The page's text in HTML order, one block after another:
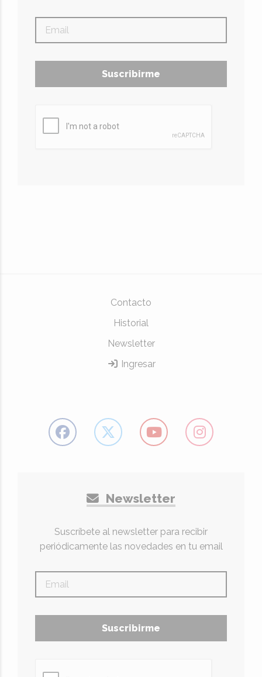
Suscribirme
Contacto
Historial
Newsletter
Ingresar
Newsletter
Suscríbete al newsletter para recibir
periódicamente las novedades en tu email
Suscribirme